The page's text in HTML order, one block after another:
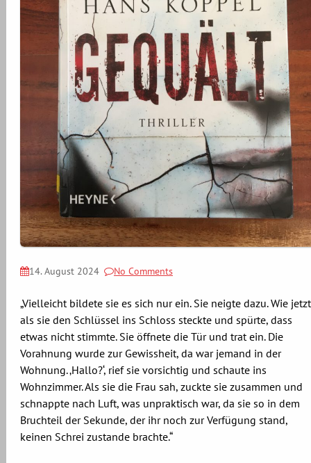
14. August 2024 No Comments
„Vielleicht bildete sie es sich nur ein. Sie neigte dazu. Wie
als sie den Schlüssel ins Schloss steckte und spürte, dass
etwas nicht stimmte. Sie öffnete die Tür und trat ein. Die
Vorahnung wurde zur Gewissheit, da war jemand in der
Wohnung. ‚Hallo?‘, rief sie vorsichtig und schaute ins
Wohnzimmer. Als sie die Frau sah, zuckte sie zusammen und
schnappte nach Luft, was unpraktisch war, da sie so in dem
Bruchteil der Sekunde, der ihr noch zur Verfügung stand,
keinen Schrei zustande brachte.“